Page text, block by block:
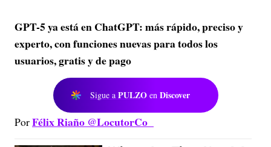
GPT-5 ya está en ChatGPT: más rápido, preciso y
experto, con funciones nuevas para todos los
usuarios, gratis y de pago
Sigue a PULZO en Discover
PorFélix Riaño @LocutorCo